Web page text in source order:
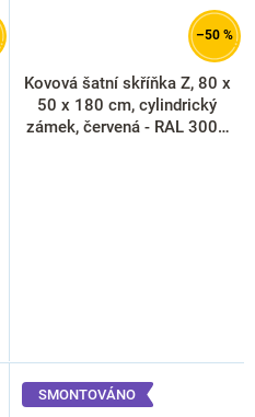
–50 %
Kovová šatní skříňka Z, 80 x
50 x 180 cm, cylindrický
zámek, červená - RAL 3000
SMONTOVÁNO